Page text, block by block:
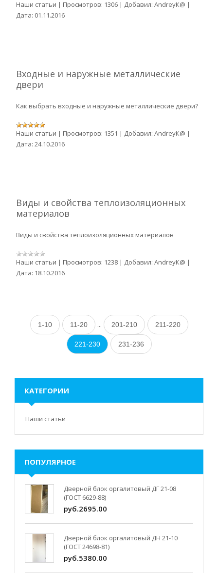
Наши статьи | Просмотров: 1306 | Добавил: AndreyК@ |
Дата: 01.11.2016
Входные и наружные металлические
двери
Как выбрать входные и наружные металлические двери?
Наши статьи | Просмотров: 1351 | Добавил: AndreyК@ |
Дата: 24.10.2016
Виды и свойства теплоизоляционных
материалов
Виды и свойства теплоизоляционных материалов
Наши статьи | Просмотров: 1238 | Добавил: AndreyК@ |
Дата: 18.10.2016
1-10 11-20 ... 201-210 211-220
221-230 231-236
КАТЕГОРИИ
Наши статьи
ПОПУЛЯРНОЕ
Дверной блок оргалитовый ДГ 21-08
(ГОСТ 6629-88)
руб.2695.00
Дверной блок оргалитовый ДН 21-10
(ГОСТ 24698-81)
руб.5380.00